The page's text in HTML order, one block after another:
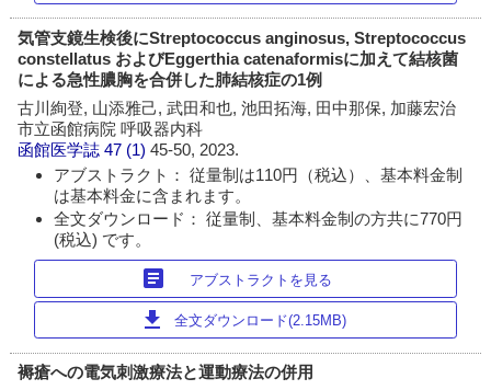
気管支鏡生検後にStreptococcus anginosus, Streptococcus
constellatus およびEggerthia catenaformisに加えて結核菌
による急性膿胸を合併した肺結核症の1例
古川絢登, 山添雅己, 武田和也, 池田拓海, 田中那保, 加藤宏治
市立函館病院 呼吸器内科
函館医学誌 47 (1)45-50, 2023.
アブストラクト： 従量制は110円（税込）、基本料金制
は基本料金に含まれます。
全文ダウンロード： 従量制、基本料金制の方共に770円
(税込) です。
article アブストラクトを見る
download 全文ダウンロード(2.15MB)
褥瘡への電気刺激療法と運動療法の併用